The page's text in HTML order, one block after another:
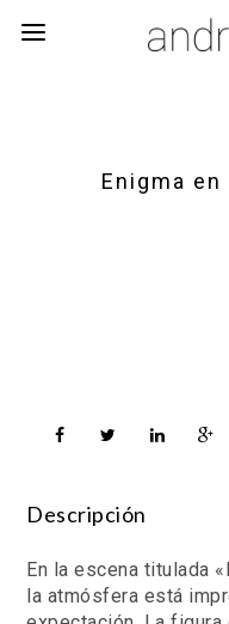
Enigma
Descripción
En la escena titulada
la atmósfera está